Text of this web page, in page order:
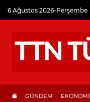
6 Ağustos 2026-Perşembe
GÜNDEM EKONOMİ